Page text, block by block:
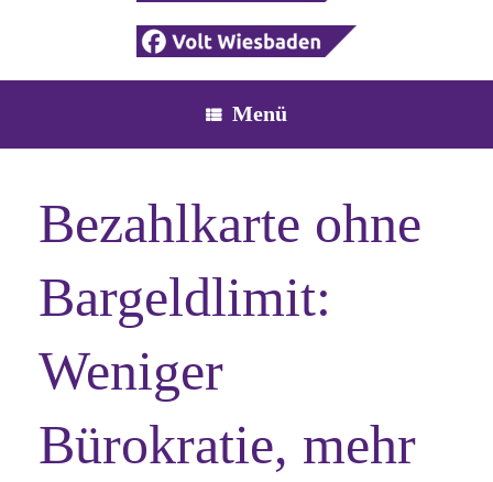
Menü
Bezahlkarte ohne
Bargeldlimit:
Weniger
Bürokratie, mehr